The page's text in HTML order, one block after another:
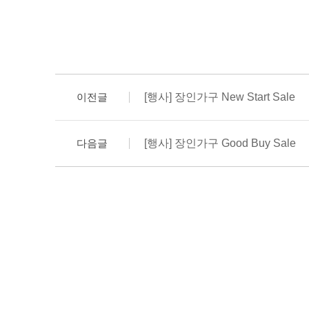
이전글 [행사] 장인가구 New Start Sale
다음글 [행사] 장인가구 Good Buy Sale